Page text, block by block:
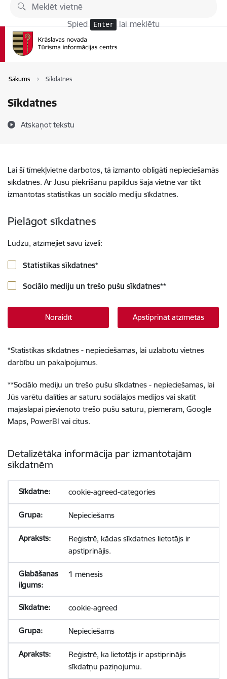
Pāriet uz lapas saturu
Spied Enter lai meklētu
Sākums Sīkdatnes
Sīkdatnes
Atskaņot tekstu
Lai šī tīmekļvietne darbotos, tā izmanto obligāti nepieciešamās
sīkdatnes. Ar Jūsu piekrišanu papildus šajā vietnē var tikt
izmantotas statistikas un sociālo mediju sīkdatnes.
Pielāgot sīkdatnes
Lūdzu, atzīmējiet savu izvēli:
Statistikas sīkdatnes*
Sociālo mediju un trešo pušu sīkdatnes**
Noraidīt Apstiprināt atzīmētās
*Statistikas sīkdatnes - nepieciešamas, lai uzlabotu vietnes
darbību un pakalpojumus.
**Sociālo mediju un trešo pušu sīkdatnes - nepieciešamas, lai
Jūs varētu dalīties ar saturu sociālajos medijos vai skatīt
mājaslapai pievienoto trešo pušu saturu, piemēram, Google
Maps, PowerBI vai citus.
Detalizētāka informācija par izmantotajām
sīkdatnēm
cookie-agreed-categories
Nepieciešams
Reģistrē, kādas sīkdatnes lietotājs ir
apstiprinājis.
1 mēnesis
cookie-agreed
Nepieciešams
Reģistrē, ka lietotājs ir apstiprinājis
sīkdatņu paziņojumu.